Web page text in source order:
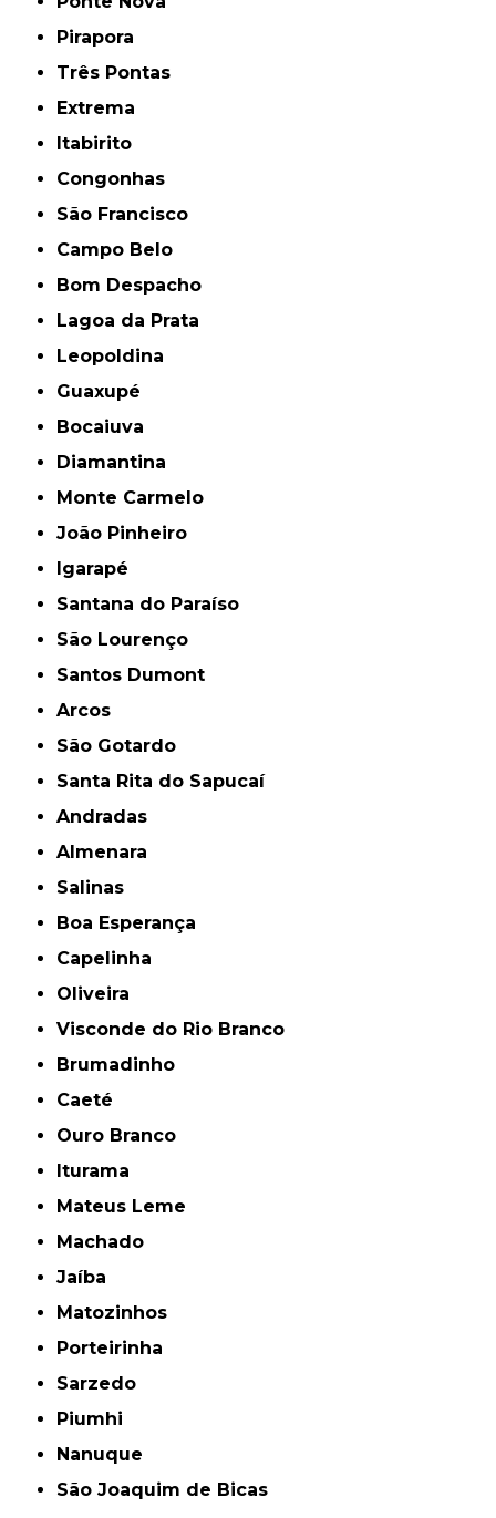
Pirapora
Três Pontas
Extrema
Itabirito
Congonhas
São Francisco
Campo Belo
Bom Despacho
Lagoa da Prata
Leopoldina
Guaxupé
Bocaiuva
Diamantina
Monte Carmelo
João Pinheiro
Igarapé
Santana do Paraíso
São Lourenço
Santos Dumont
Arcos
São Gotardo
Santa Rita do Sapucaí
Andradas
Almenara
Salinas
Boa Esperança
Capelinha
Oliveira
Visconde do Rio Branco
Brumadinho
Caeté
Ouro Branco
Iturama
Mateus Leme
Machado
Jaíba
Matozinhos
Porteirinha
Sarzedo
Piumhi
Nanuque
São Joaquim de Bicas